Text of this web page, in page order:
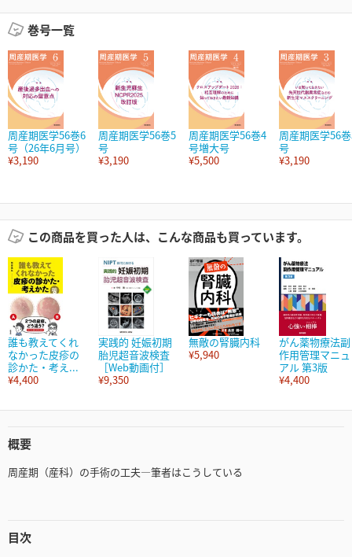
巻号一覧
周産期医学56巻6
号（26年6月号）
¥3,190
周産期医学56巻5
号
¥3,190
周産期医学56巻4
号増大号
¥5,500
周産期医学56
号
¥3,190
この商品を買った人は、こんな商品も買っています。
誰も教えてくれ
なかった皮疹の
診かた・考え...
¥4,400
実践的 妊娠初期
胎児超音波検査
［Web動画付］
¥9,350
無敵の腎臓内科
¥5,940
がん薬物療法副
作用管理マニュ
アル 第3版
¥4,400
概要
周産期（産科）の手術の工夫―筆者はこうしている
目次